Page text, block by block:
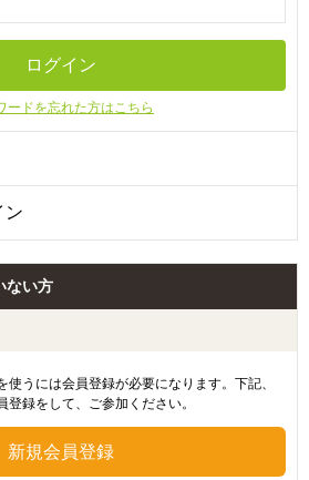
ードを忘れた方はこちら
ない方
使うには会員登録が必要になります。下記、
録をして、ご参加ください。